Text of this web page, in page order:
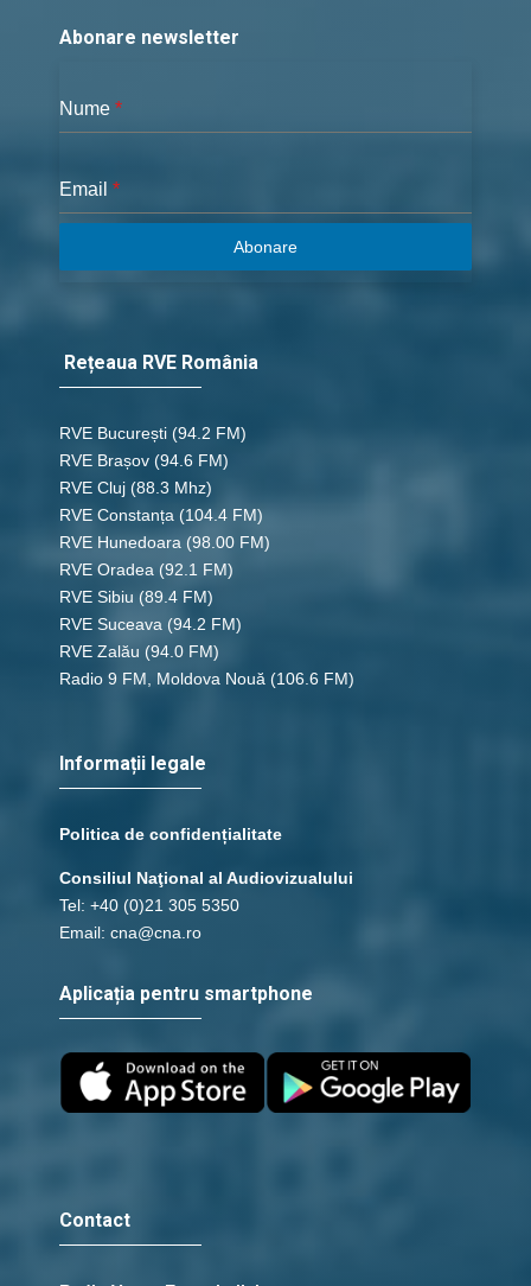
Abonare newsletter
Nume *
Email *
Abonare
Rețeaua RVE România
RVE București (94.2 FM)
RVE Brașov (94.6 FM)
RVE Cluj (88.3 Mhz)
RVE Constanța (104.4 FM)
RVE Hunedoara (98.00 FM)
RVE Oradea (92.1 FM)
RVE Sibiu (89.4 FM)
RVE Suceava (94.2 FM)
RVE Zalău (94.0 FM)
Radio 9 FM, Moldova Nouă (106.6 FM)
Informații legale
Politica de confidențialitate
Consiliul Naţional al Audiovizualului
Tel: +40 (0)21 305 5350
Email: cna@cna.ro
Aplicația pentru smartphone
Contact